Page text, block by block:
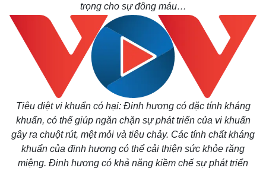
trọng cho sự đông máu…
Tiêu diệt vi khuẩn có hại: Đinh hương có đặc tính kháng
khuẩn, có thể giúp ngăn chặn sự phát triển của vi khuẩn
gây ra chuột rút, mệt mỏi và tiêu chảy. Các tính chất kháng
khuẩn của đinh hương có thể cải thiện sức khỏe răng
miệng. Đinh hương có khả năng kiềm chế sự phát triển